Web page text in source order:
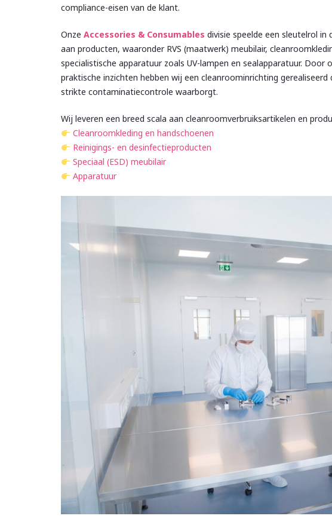
compliance-eisen van de klant.
Onze Accessories & Consumables divisie speelde een sleutelrol
aan producten, waaronder RVS (maatwerk) meubilair,
specialistische apparatuur zoals UV-lampen en sealapparatuur.
praktische inzichten hebben wij een cleanroominrichting
strikte contaminatiecontrole waarborgt.
Wij leveren een breed scala aan cleanroomverbruiksartikelen en
Cleanroomkleding en handschoenen
Reinigings- en desinfectieproducten
Speciaal (ESD) meubilair
Apparatuur